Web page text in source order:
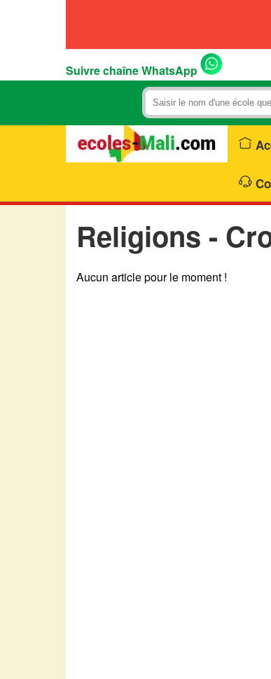
Suivre chaîne WhatsApp
Religions -
Aucun article pour le moment !